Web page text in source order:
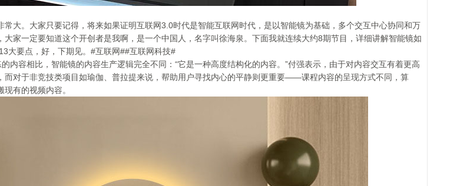
大。大家只要记得，将来如果证明互联网3.0时代是智能互联网时代，是以智能镜为基础，多个交互中心协同和万
家一定要知道这个开创者是我啊，是一个中国人，名字叫徐海泉。下面我就连续大约8期节目，详细讲解智能镜如
要点，好，下期见。#互联网##互联网科技#
内容相比，智能镜的内容生产逻辑完全不同：“它是一种高度结构化的内容。”付强表示，由于对内容交互有着更高
而对于非竞技类项目如瑜伽、普拉提来说，帮助用户寻找内心的平静则更重要——课程内容的呈现方式不同，算
有的视频内容。